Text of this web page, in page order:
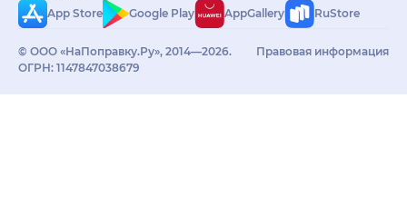
App Store
Google Play AppGallery RuStore
© ООО «НаПоправку.Ру», 2014—2026.
ОГРН: 1147847038679
Правовая информация